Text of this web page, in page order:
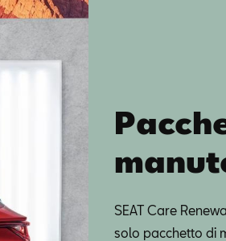
SEAT Care
solo pacchetto di